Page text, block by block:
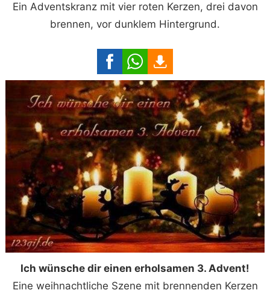
Ein Adventskranz mit vier roten Kerzen, drei davon
brennen, vor dunklem Hintergrund.
Ich wünsche dir einen erholsamen 3. Advent!
Eine weihnachtliche Szene mit brennenden Kerzen